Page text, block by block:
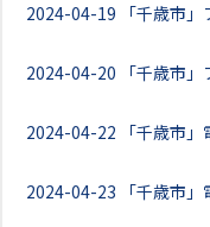
2024-04-19 「千歳市
2024-04-20 「千歳市
2024-04-22 「千歳市
2024-04-23 「千歳市